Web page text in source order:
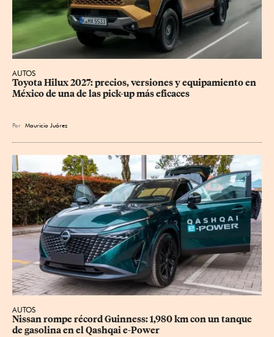
AUTOS
Toyota Hilux 2027: precios, versiones y equipamiento en
México de una de las pick-up más eficaces
Por Mauricio Juárez
AUTOS
Nissan rompe récord Guinness: 1,980 km con un tanque
de gasolina en el Qashqai e-Power